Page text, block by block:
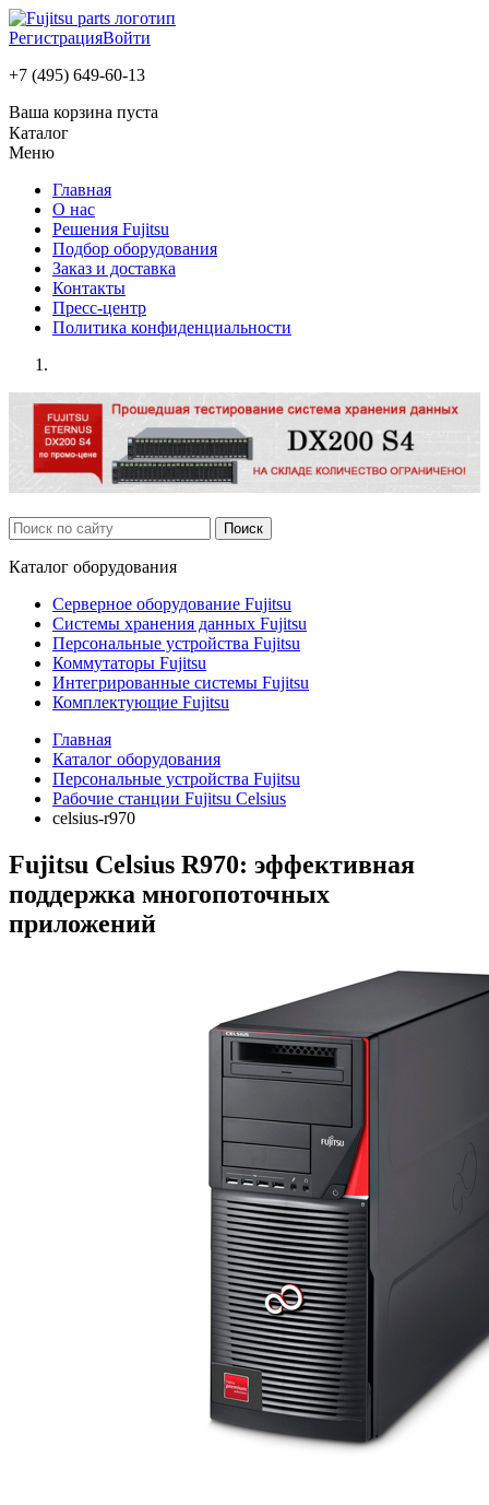
РегистрацияВойти
+7 (495) 649-60-13
Ваша корзина пуста
Каталог
Меню
Главная
О нас
Решения Fujitsu
Подбор оборудования
Заказ и доставка
Контакты
Пресс-центр
Политика конфиденциальности
Каталог оборудования
Серверное оборудование Fujitsu
Системы хранения данных Fujitsu
Персональные устройства Fujitsu
Коммутаторы Fujitsu
Интегрированные системы Fujitsu
Комплектующие Fujitsu
Главная
Каталог оборудования
Персональные устройства Fujitsu
Рабочие станции Fujitsu Celsius
celsius-r970
Fujitsu Celsius R970: эффективная
поддержка многопоточных
приложений